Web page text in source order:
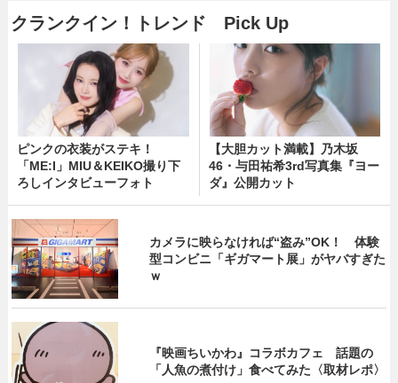
クランクイン！トレンド Pick Up
ピンクの衣装がステキ！
「ME:I」MIU＆KEIKO撮り下
ろしインタビューフォト
【大胆カット満載】乃木坂
46・与田祐希3rd写真集『ヨー
ダ』公開カット
カメラに映らなければ“盗み”OK！ 体験
型コンビニ「ギガマート展」がヤバすぎた
ｗ
『映画ちいかわ』コラボカフェ 話題の
「人魚の煮付け」食べてみた〈取材レポ〉